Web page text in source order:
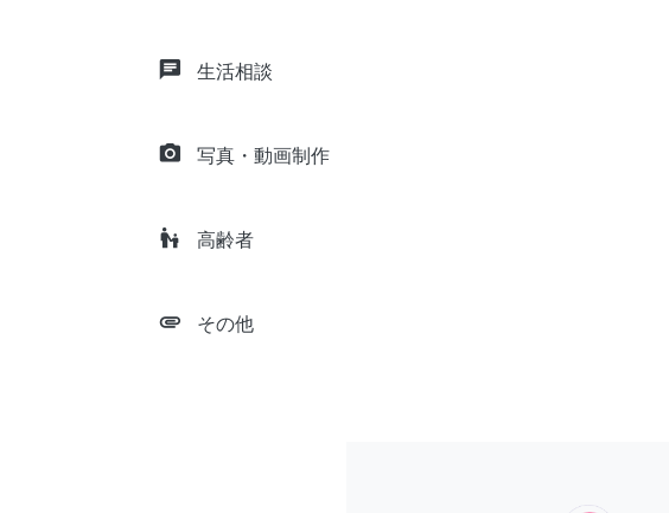
chat 生活相談
camera_alt 写真・動画制作
escalator_warning 高齢者
attachment その他